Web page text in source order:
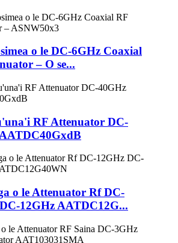
o le DC-6GHz Coaxial
– O se...
RF Attenuator DC-
o le Attenuator Rf DC-
12GHz AATDC12G...